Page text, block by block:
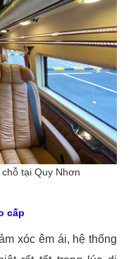
tại Quy Nhơn
cấp
xóc êm ái, hệ thống